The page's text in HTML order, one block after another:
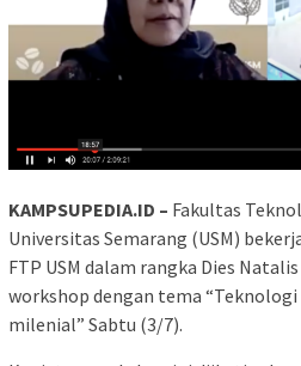
KAMPSUPEDIA.ID – Fakultas
Universitas Semarang (USM)
FTP USM dalam rangka Dies
workshop dengan tema
milenial” Sabtu (3/7).